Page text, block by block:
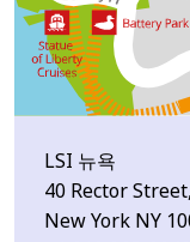
LSI 뉴욕
40 Rector
New York NY